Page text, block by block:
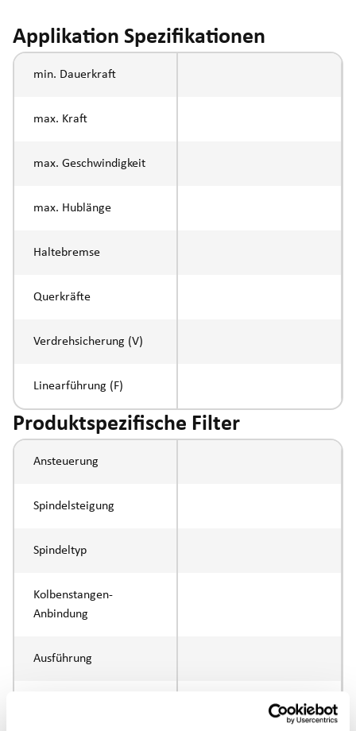
Applikation Spezifikationen
min. Dauerkraft
max. Kraft
max. Geschwindigkeit
max. Hublänge
Haltebremse
Querkräfte
Verdrehsicherung (V)
Linearführung (F)
Produktspezifische Filter
Ansteuerung
Spindelsteigung
Spindeltyp
Kolbenstangen-
Anbindung
Ausführung